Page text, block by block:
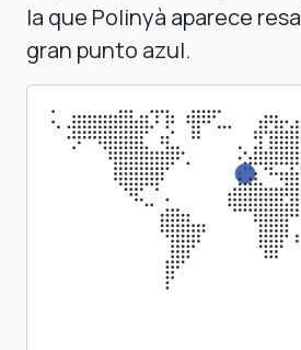
la que Polinyà aparece
gran punto azul.